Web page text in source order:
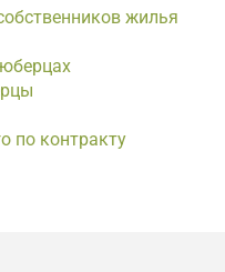
жилья
по контракту